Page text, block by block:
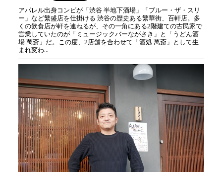
アパレル出身コンビが「渋谷 半地下酒場」「ブルー・ザ・スリ
ー」など繁盛店を仕掛ける 渋谷の歴史ある繁華街、百軒店。多
くの飲食店が軒を連ねるが、その一角にある2階建ての古民家で
営業していたのが「ミュージックバーながさき」と「うどん酒
場 萬斎」だ。この度、2店舗を合わせて「酒処 萬斎」として生
まれ変わ...